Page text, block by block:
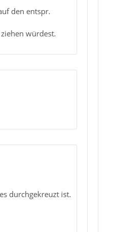
den entspr.
würdest.
durchgekreuzt ist.